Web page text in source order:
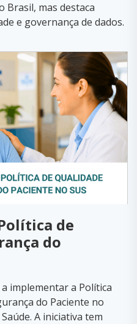
Brasil, mas destaca
e governança de dados.
de
do
implementar a Política
do Paciente no
A iniciativa tem